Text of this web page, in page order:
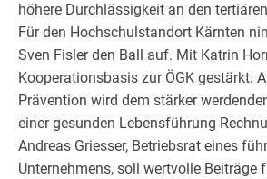
höhere Durchlässigkeit an den
Für den Hochschulstandort Kärnten
Sven Fisler den Ball auf. Mit Katrin
Kooperationsbasis zur ÖGK gestärkt.
Prävention wird dem stärker
einer gesunden Lebensführung
Andreas Griesser, Betriebsrat eines
Unternehmens, soll wertvolle Beiträge